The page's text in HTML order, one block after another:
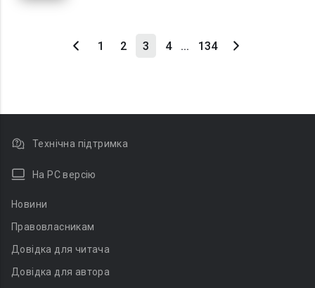
1 2 3 4 ... 134
Технічна підтримка
На PC версію
Новини
Правовласникам
Довідка для читача
Довідка для автора